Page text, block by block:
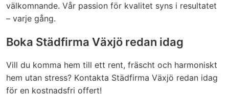
välkomnande. Vår passion för kvalitet syns i resultatet
– varje gång.
Boka Städfirma Växjö redan idag
Vill du komma hem till ett rent, fräscht och harmoniskt
hem utan stress? Kontakta Städfirma Växjö redan idag
för en kostnadsfri offert!